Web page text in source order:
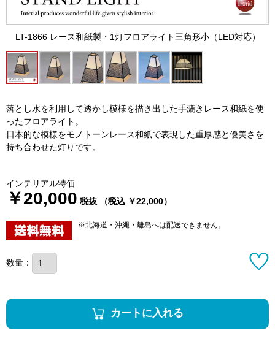
LT-1866 レース和紙製・1灯フロアライト三角形小（LED対応）
落とし水を利用して透かし模様を描き出した手漉きレース和紙を使
ったフロアライト。
日本的な模様をモノトーンレース和紙で表現した重厚感と優美さを
持ち合わせた灯りです。
インテリアル特価
￥20,000 税抜 （税込 ￥22,000）
※北海道・沖縄・離島へは配送できません。
数量：
カートに入れる